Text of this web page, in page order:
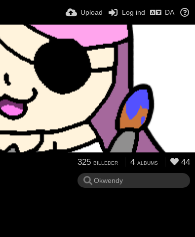
Upload Log ind DA
325 BILLEDER 4 ALBUMS 44